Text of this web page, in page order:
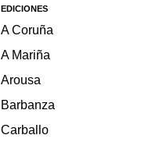
EDICIONES
A Coruña
A Mariña
Arousa
Barbanza
Carballo